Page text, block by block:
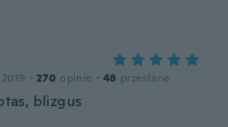
· 270 opinie · 48 przesłane
blizgus